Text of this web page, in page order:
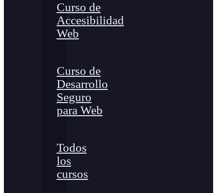
Curso de
Accesibilidad
Web
Curso de
Desarrollo
Seguro
para Web
Todos
los
cursos